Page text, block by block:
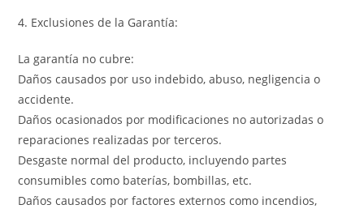
4. Exclusiones de la Garantía:
La garantía no cubre:
Daños causados por uso indebido, abuso, negligencia o
accidente.
Daños ocasionados por modificaciones no autorizadas o
reparaciones realizadas por terceros.
Desgaste normal del producto, incluyendo partes
consumibles como baterías, bombillas, etc.
Daños causados por factores externos como incendios,